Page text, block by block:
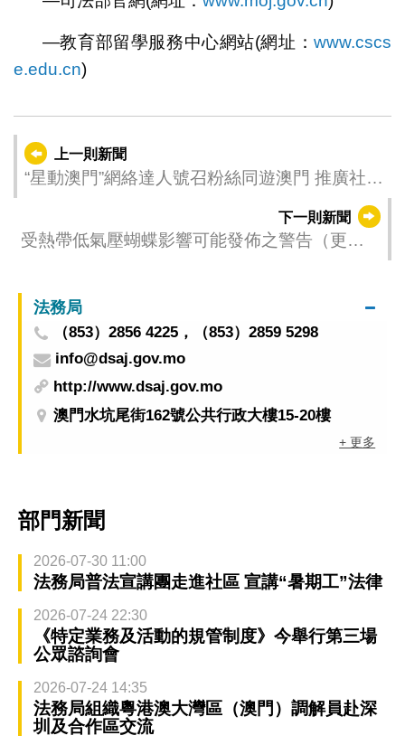
—教育部留學服務中心網站(網址：www.cscs
e.edu.cn)
上一則新聞
“星動澳門”網絡達人號召粉絲同遊澳門 推廣社區
下一則新聞
受熱帶低氣壓蝴蝶影響可能發佈之警告（更新
法務局
（853）2856 4225，（853）2859 5298
info@dsaj.gov.mo
http://www.dsaj.gov.mo
澳門水坑尾街162號公共行政大樓15-20樓
+ 更多
部門新聞
2026-07-30 11:00
法務局普法宣講團走進社區 宣講“暑期工”法律
2026-07-24 22:30
《特定業務及活動的規管制度》今舉行第三場
公眾諮詢會
2026-07-24 14:35
法務局組織粵港澳大灣區（澳門）調解員赴深
圳及合作區交流